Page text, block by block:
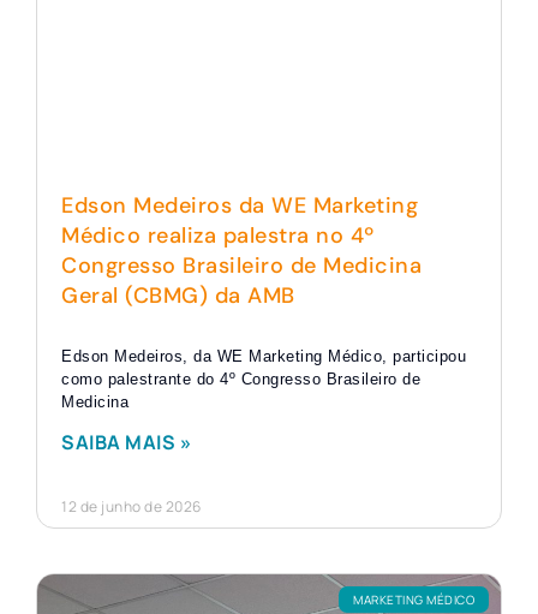
Edson Medeiros da WE Marketing
Médico realiza palestra no 4º
Congresso Brasileiro de Medicina
Geral (CBMG) da AMB
Edson Medeiros, da WE Marketing Médico, participou
como palestrante do 4º Congresso Brasileiro de
Medicina
SAIBA MAIS »
12 de junho de 2026
MARKETING MÉDICO